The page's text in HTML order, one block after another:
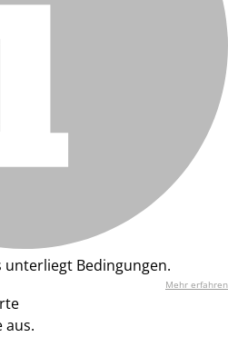
unterliegt Bedingungen.
Mehr erfahren
aus.